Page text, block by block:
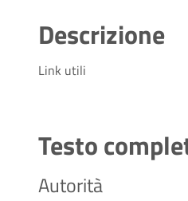
Descrizione
Link utili
Testo
Autorità